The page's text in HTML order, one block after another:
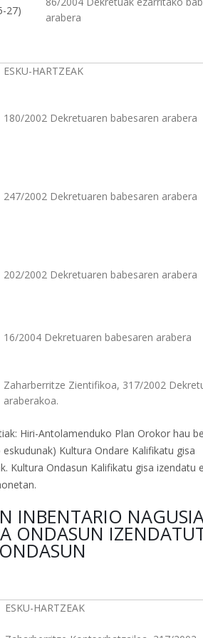
27)
arabera
ESKU-HARTZEAK
180/2002 Dekretuaren babesaren arabera
247/2002 Dekretuaren babesaren arabera
202/2002 Dekretuaren babesaren arabera
16/2004 Dekretuaren babesaren arabera
Zaharberritze Zientifikoa, 317/2002
araberakoa.
Hiri-Antolamenduko Plan Orokor hau
Kultura Ondare Kalifikatu gisa
Kultura Ondasun Kalifikatu gisa izendatu
INBENTARIO
ONDASUN
ESKU-HARTZEAK